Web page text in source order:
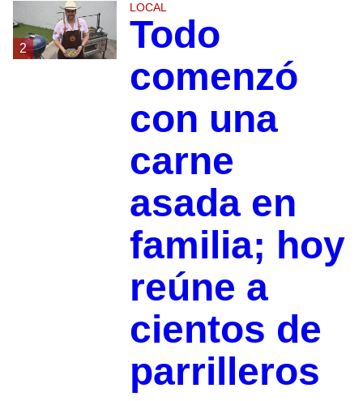
2
LOCAL
Todo
comenzó
con una
carne
asada en
familia; hoy
reúne a
cientos de
parrilleros